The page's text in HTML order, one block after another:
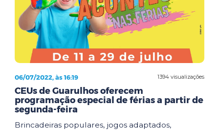
1394 visualizações
06/07/2022, às 16:19
CEUs de Guarulhos oferecem
programação especial de férias a partir de
segunda-feira
Brincadeiras populares, jogos adaptados,